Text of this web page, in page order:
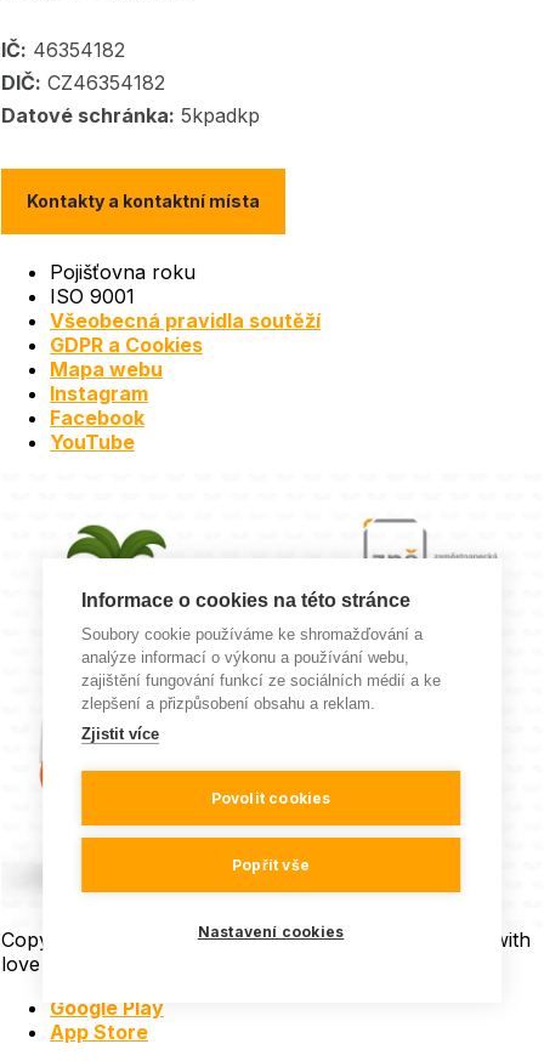
IČ: 46354182
DIČ: CZ46354182
Datové schránka: 5kpadkp
Kontakty a kontaktní místa
Pojišťovna roku
ISO 9001
Všeobecná pravidla soutěží
GDPR a Cookies
Mapa webu
Instagram
Facebook
YouTube
Copyright © 2026 Všechna práva vyhrazena | Made with
love
Google Play
App Store
Informace o cookies na této stránce
Soubory cookie používáme ke shromažďování a
analýze informací o výkonu a používání webu,
zajištění fungování funkcí ze sociálních médií a ke
zlepšení a přizpůsobení obsahu a reklam.
Zjistit více
Povolit cookies
Popřít vše
Nastavení cookies